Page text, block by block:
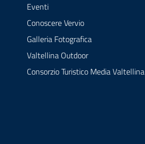
Eventi
Conoscere Vervio
Galleria Fotografica
Valtellina Outdoor
Consorzio Turistico Media Valtellina